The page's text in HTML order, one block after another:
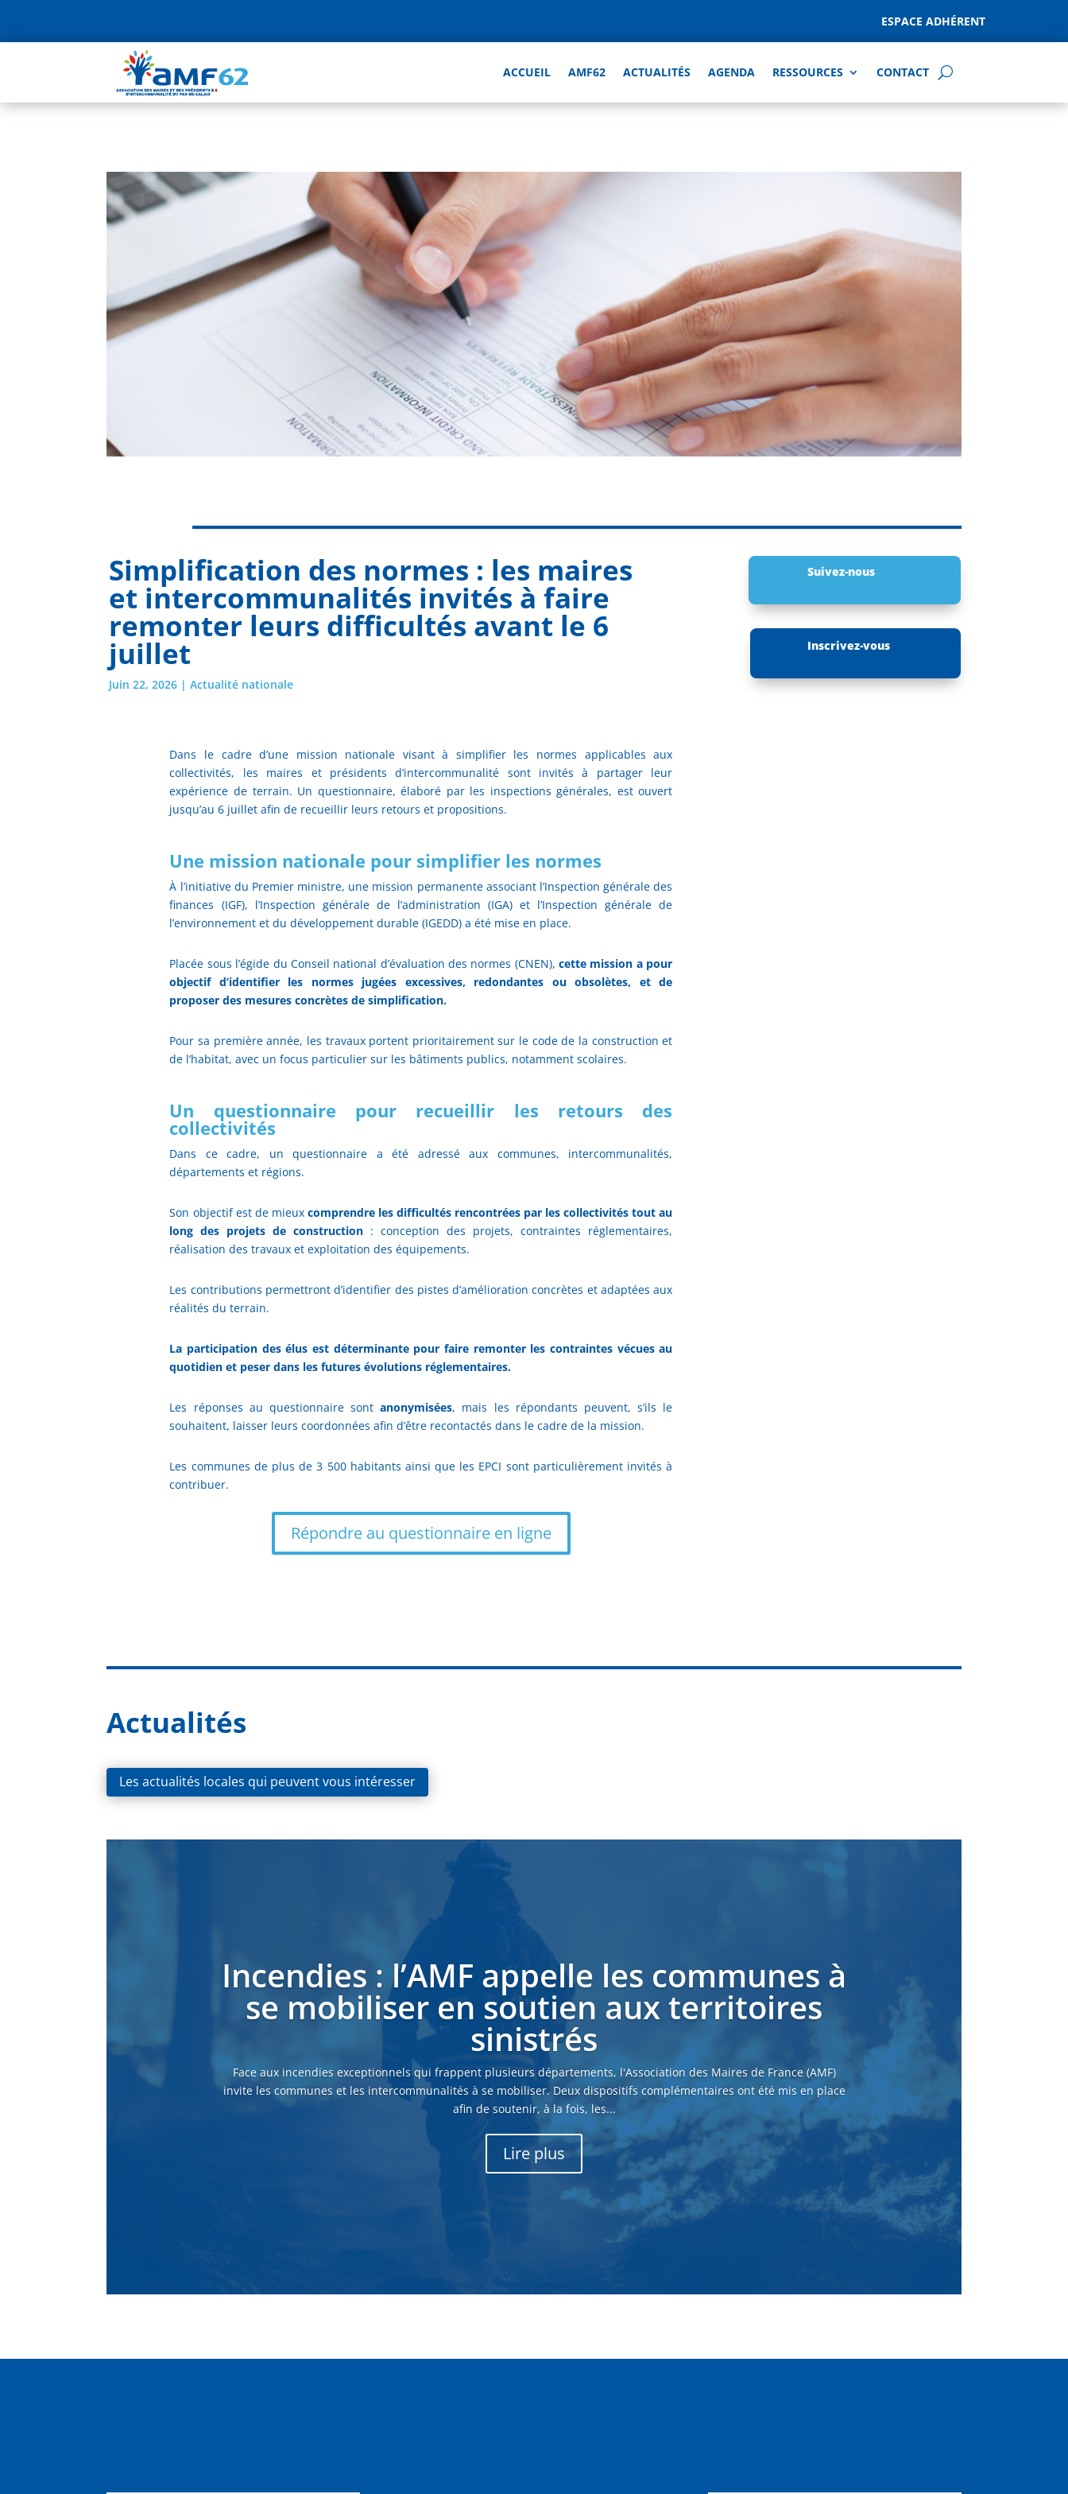
ESPACE ADHÉRENT
ACCUEIL AMF62 ACTUALITÉS AGENDA RESSOURCES CONTACT
Simplification des normes : les maires
et intercommunalités invités à faire
remonter leurs difficultés avant le 6
juillet
Juin 22, 2026 |Actualité nationale
Dans le cadre d’une mission nationale visant à simplifier les normes applicables aux
collectivités, les maires et présidents d’intercommunalité sont invités à partager leur
expérience de terrain. Un questionnaire, élaboré par les inspections générales, est ouvert
jusqu’au 6 juillet afin de recueillir leurs retours et propositions.
Une mission nationale pour simplifier les normes
À l’initiative du Premier ministre, une mission permanente associant l’Inspection générale des
finances (IGF), l’Inspection générale de l’administration (IGA) et l’Inspection générale de
l’environnement et du développement durable (IGEDD) a été mise en place.
Placée sous l’égide du Conseil national d’évaluation des normes (CNEN),cette mission a pour
objectif d’identifier les normes jugées excessives, redondantes ou obsolètes, et de
proposer des mesures concrètes de simplification.
Pour sa première année, les travaux portent prioritairement sur le code de la construction et
de l’habitat, avec un focus particulier sur les bâtiments publics, notamment scolaires.
Un questionnaire pour recueillir les retours des
collectivités
Dans ce cadre, un questionnaire a été adressé aux communes, intercommunalités,
départements et régions.
Son objectif est de mieux comprendre les difficultés rencontrées par les collectivités tout au
long des projets de construction : conception des projets, contraintes réglementaires,
réalisation des travaux et exploitation des équipements.
Les contributions permettront d’identifier des pistes d’amélioration concrètes et adaptées aux
réalités du terrain.
La participation des élus est déterminante pour faire remonter les contraintes vécues au
quotidien et peser dans les futures évolutions réglementaires.
Les réponses au questionnaire sontanonymisées, mais les répondants peuvent, s’ils le
souhaitent, laisser leurs coordonnées afin d’être recontactés dans le cadre de la mission.
Les communes de plus de 3 500 habitants ainsi que les EPCI sont particulièrement invités à
contribuer.
Répondre au questionnaire en ligne
Suivez-nous
Inscrivez-vous
Actualités
Les actualités locales qui peuvent vous intéresser
Incendies : l’AMF appelle les communes à
se mobiliser en soutien aux territoires
sinistrés
Face aux incendies exceptionnels qui frappent plusieurs départements, l'Association des Maires de France (AMF)
invite les communes et les intercommunalités à se mobiliser. Deux dispositifs complémentaires ont été mis en place
afin de soutenir, à la fois, les...
Lire plus